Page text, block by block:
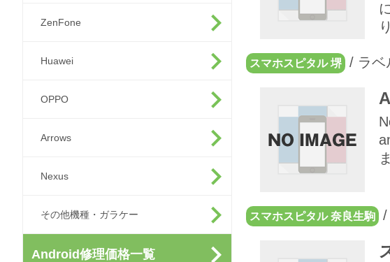
ZenFone
Huawei
OPPO
Arrows
Nexus
その他機種・ガラケー
Android修理価格一覧
スマホスピタル 堺 / ラベ
スマホスピタル 奈良生駒 /